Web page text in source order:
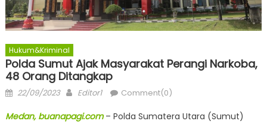
Hukum&Kriminal
Polda Sumut Ajak Masyarakat Perangi Narkoba,
48 Orang Ditangkap
Posted
22/09/2023 Author
Editor1 Comment(0)
Medan, buanapagi.com– Polda Sumatera Utara (Sumut)